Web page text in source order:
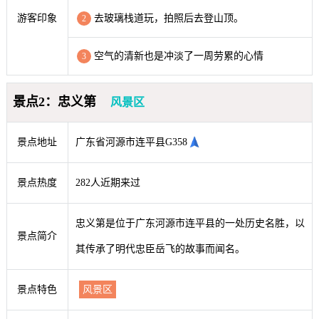
游客印象 2 去玻璃栈道玩，拍照后去登山顶。
3 空气的清新也是冲淡了一周劳累的心情
景点2：忠义第 风景区
景点地址 广东省河源市连平县G358
景点热度 282人近期来过
景点简介
忠义第是位于广东河源市连平县的一处历史名胜，以
其传承了明代忠臣岳飞的故事而闻名。
景点特色 风景区